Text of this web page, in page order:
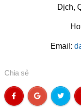
Dịch,
Email:
Chia sẻ